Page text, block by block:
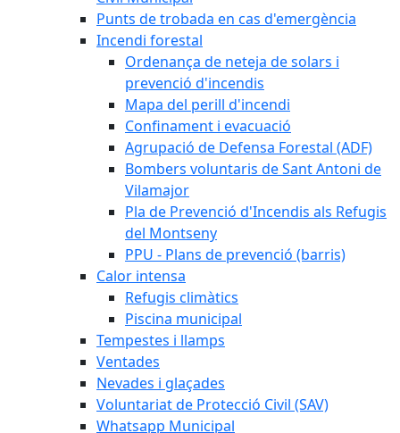
Punts de trobada en cas d'emergència
Incendi forestal
Ordenança de neteja de solars i
prevenció d'incendis
Mapa del perill d'incendi
Confinament i evacuació
Agrupació de Defensa Forestal (ADF)
Bombers voluntaris de Sant Antoni de
Vilamajor
Pla de Prevenció d'Incendis als Refugis
del Montseny
PPU - Plans de prevenció (barris)
Calor intensa
Refugis climàtics
Piscina municipal
Tempestes i llamps
Ventades
Nevades i glaçades
Voluntariat de Protecció Civil (SAV)
Whatsapp Municipal